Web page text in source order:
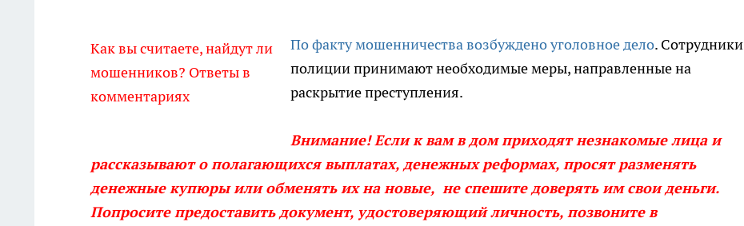
Как вы считаете, найдут ли
мошенников? Ответы в
комментариях
По факту мошенничества возбуждено уголовное дело. Сотрудники
полиции принимают необходимые меры, направленные на
раскрытие преступления.
Внимание! Если к вам в дом приходят незнакомые лица и
рассказывают о полагающихся выплатах, денежных реформах, просят разменять
денежные купюры или обменять их на новые, не спешите доверять им свои деньги.
Попросите предоставить документ, удостоверяющий личность, позвоните в